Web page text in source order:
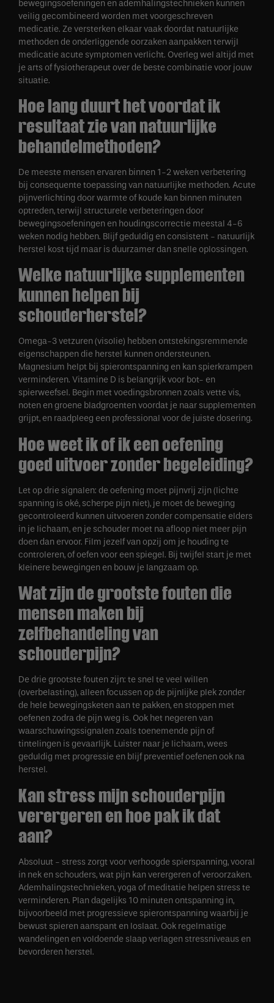
bewegingsoefeningen en ademhalingstechnieken kunnen
veilig gecombineerd worden met voorgeschreven
medicatie. Ze versterken elkaar vaak doordat natuurlijke
methoden de onderliggende oorzaken aanpakken terwijl
medicatie acute symptomen verlicht. Overleg wel altijd met
je arts of fysiotherapeut over de beste combinatie voor jouw
situatie.
Hoe lang duurt het voordat ik
resultaat zie van natuurlijke
behandelmethoden?
De meeste mensen ervaren binnen 1-2 weken verbetering
bij consequente toepassing van natuurlijke methoden. Acute
pijnverlichting door warmte of koude kan binnen minuten
optreden, terwijl structurele verbeteringen door
bewegingsoefeningen en houdingscorrectie meestal 4-6
weken nodig hebben. Blijf geduldig en consistent - natuurlijk
herstel kost tijd maar is duurzamer dan snelle oplossingen.
Welke natuurlijke supplementen
kunnen helpen bij
schouderherstel?
Omega-3 vetzuren (visolie) hebben ontstekingsremmende
eigenschappen die herstel kunnen ondersteunen.
Magnesium helpt bij spierontspanning en kan spierkrampen
verminderen. Vitamine D is belangrijk voor bot- en
spierweefsel. Begin met voedingsbronnen zoals vette vis,
noten en groene bladgroenten voordat je naar supplementen
grijpt, en raadpleeg een professional voor de juiste dosering.
Hoe weet ik of ik een oefening
goed uitvoer zonder begeleiding?
Let op drie signalen: de oefening moet pijnvrij zijn (lichte
spanning is oké, scherpe pijn niet), je moet de beweging
gecontroleerd kunnen uitvoeren zonder compensatie elders
in je lichaam, en je schouder moet na afloop niet meer pijn
doen dan ervoor. Film jezelf van opzij om je houding te
controleren, of oefen voor een spiegel. Bij twijfel start je met
kleinere bewegingen en bouw je langzaam op.
Wat zijn de grootste fouten die
mensen maken bij
zelfbehandeling van
schouderpijn?
De drie grootste fouten zijn: te snel te veel willen
(overbelasting), alleen focussen op de pijnlijke plek zonder
de hele bewegingsketen aan te pakken, en stoppen met
oefenen zodra de pijn weg is. Ook het negeren van
waarschuwingssignalen zoals toenemende pijn of
tintelingen is gevaarlijk. Luister naar je lichaam, wees
geduldig met progressie en blijf preventief oefenen ook na
herstel.
Kan stress mijn schouderpijn
verergeren en hoe pak ik dat
aan?
Absoluut - stress zorgt voor verhoogde spierspanning, vooral
in nek en schouders, wat pijn kan verergeren of veroorzaken.
Ademhalingstechnieken, yoga of meditatie helpen stress te
verminderen. Plan dagelijks 10 minuten ontspanning in,
bijvoorbeeld met progressieve spierontspanning waarbij je
bewust spieren aanspant en loslaat. Ook regelmatige
wandelingen en voldoende slaap verlagen stressniveaus en
bevorderen herstel.